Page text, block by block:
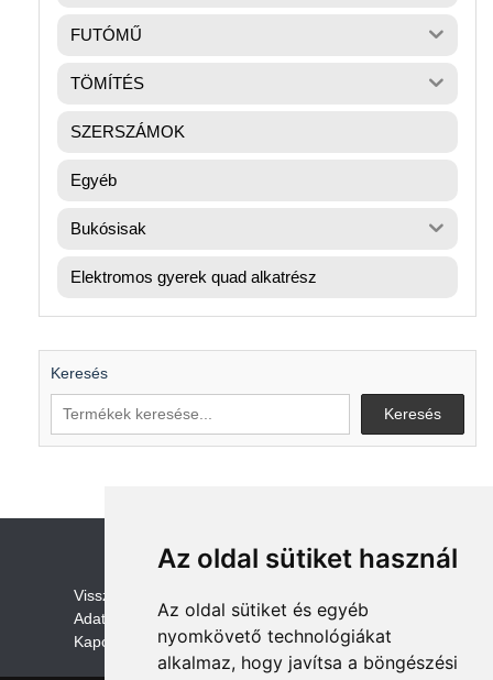
Az oldal sütiket használ
Az oldal sütiket és egyéb
nyomkövető technológiákat
alkalmaz, hogy javítsa a böngészési
FUTÓMŰ
TÖMÍTÉS
SZERSZÁMOK
Egyéb
Bukósisak
Elektromos gyerek quad alkatrész
Keresés
Keresés
Visszaküldési és visszatérítési szabályza
Adatvédelem /GDPR
Kapcsolat